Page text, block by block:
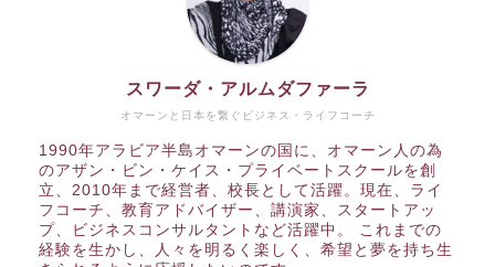
オマーンと日本を繋ぐビジネス・ライフコーチ
スワーダ・アルムダファーラ
1990年アラビア半島オマーンの国に、オマーン人の為
のアザン・ビン・ケイス・プライベートスクールを創
立、2010年まで経営者、校長として活躍。現在、ライ
フコーチ、教育アドバイザー、講演家、スタートアッ
プ、ビジネスコンサルタントなど活躍中。 これまでの
経験を生かし、人々を明るく楽しく、希望と夢を持ち生